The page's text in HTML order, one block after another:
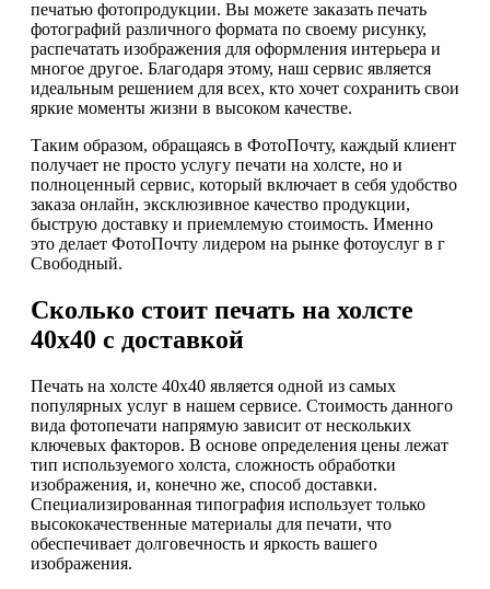
печатью фотопродукции. Вы можете заказать печать
фотографий различного формата по своему рисунку,
распечатать изображения для оформления интерьера и
многое другое. Благодаря этому, наш сервис является
идеальным решением для всех, кто хочет сохранить свои
яркие моменты жизни в высоком качестве.
Таким образом, обращаясь в ФотоПочту, каждый клиент
получает не просто услугу печати на холсте, но и
полноценный сервис, который включает в себя удобство
заказа онлайн, эксклюзивное качество продукции,
быструю доставку и приемлемую стоимость. Именно
это делает ФотоПочту лидером на рынке фотоуслуг в г
Свободный.
Сколько стоит печать на холсте
40х40 с доставкой
Печать на холсте 40х40 является одной из самых
популярных услуг в нашем сервисе. Стоимость данного
вида фотопечати напрямую зависит от нескольких
ключевых факторов. В основе определения цены лежат
тип используемого холста, сложность обработки
изображения, и, конечно же, способ доставки.
Специализированная типография использует только
высококачественные материалы для печати, что
обеспечивает долговечность и яркость вашего
изображения.